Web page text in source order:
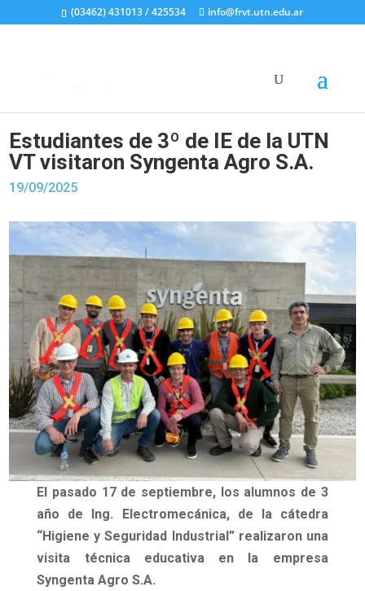
(03462) 431013 / 425534 info@frvt.utn.edu.ar
Estudiantes de 3º de IE de la UTN
VT visitaron Syngenta Agro S.A.
19/09/2025
El pasado 17 de septiembre, los alumnos de 3
año de Ing. Electromecánica, de la cátedra
“Higiene y Seguridad Industrial” realizaron una
visita técnica educativa en la empresa
Syngenta Agro S.A.